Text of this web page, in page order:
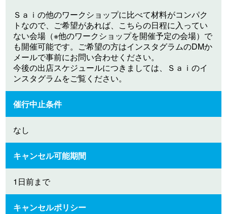
Ｓａｉの他のワークショップに比べて材料がコンパク
トなので、ご希望があれば、こちらの日程に入ってい
ない会場（※他のワークショップを開催予定の会場）で
も開催可能です。ご希望の方はインスタグラムのDMか
メールで事前にお問い合わせください。
今後の出店スケジュールにつきましては、Ｓａｉのイ
ンスタグラムをご覧ください。
催行中止条件
なし
キャンセル可能期間
1日前まで
キャンセルポリシー